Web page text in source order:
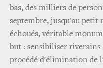
bas, des milliers de
septembre, jusqu'au petit
échoués, véritable
but : sensibiliser riverains
procédé d'élimination de